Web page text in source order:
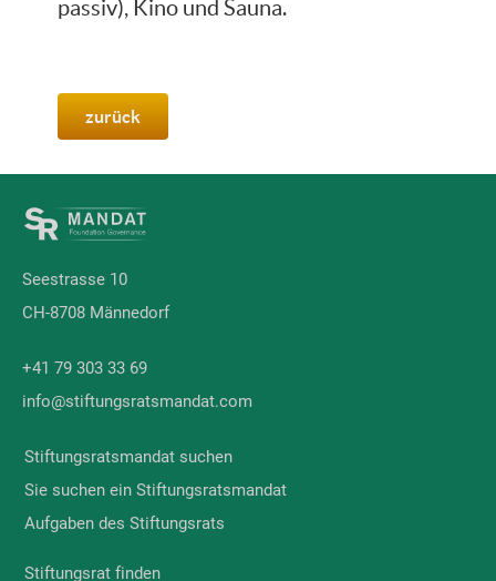
passiv), Kino und Sauna.
zurück
Seestrasse 10
CH-8708 Männedorf
+41 79 303 33 69
info@stiftungsratsmandat.com
Stiftungsratsmandat suchen
Sie suchen ein Stiftungsratsmandat
Aufgaben des Stiftungsrats
Stiftungsrat finden